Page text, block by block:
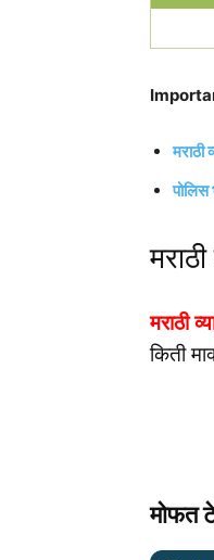
मराठी
पोलिस
मराठी
किती
मोफत